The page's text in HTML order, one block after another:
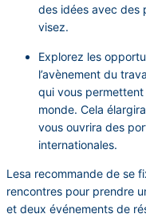
des idées avec des
visez.
Explorez les
l’avènement du
qui vous permettent
monde. Cela
vous ouvrira des
internationales.
Lesa recommande de se
rencontres pour prendre
et deux événements de